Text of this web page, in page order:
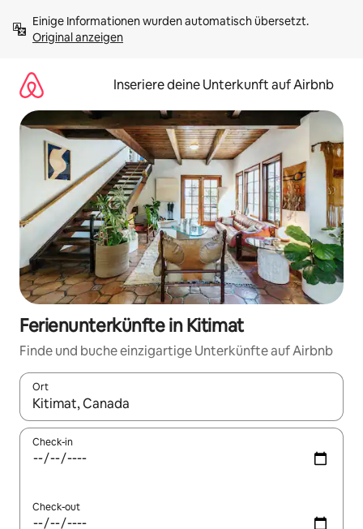
Inhalten
springenOriginal anzeigen
Inseriere deine Unterkunft auf Airbnb
Ferienunterkünfte in Kitimat
Finde und buche einzigartige Unterkünfte auf Airbnb
Ort
Wenn Ergebnisse verfügbar sind, navigiere mit den
Check-in
Check-out